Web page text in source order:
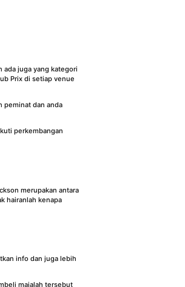
ada juga yang kategori
Prix di setiap venue
peminat dan anda
perkembangan
merupakan antara
hairanlah kenapa
info dan juga lebih
majalah tersebut